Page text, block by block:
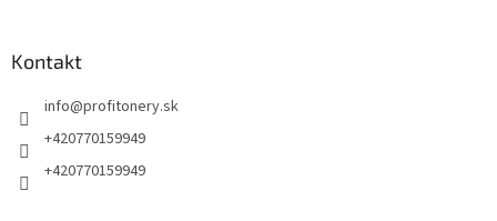
Kontakt
info@profitonery.sk
+420770159949
+420770159949